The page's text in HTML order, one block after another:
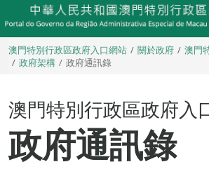
澳門特別行政區政府入口網站 關於政府
澳門
政府架構
政府通訊錄
澳門特別行政區政府入
政府通訊錄